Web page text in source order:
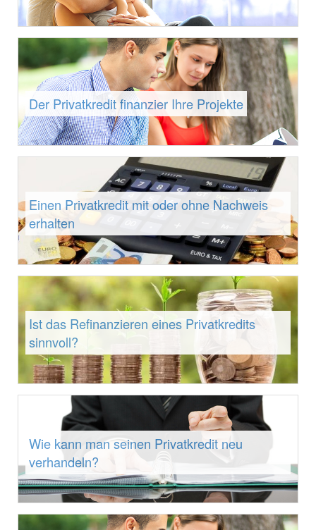
Der Privatkredit finanzier Ihre Projekte
Einen Privatkredit mit oder ohne Nachweis
erhalten
Ist das Refinanzieren eines Privatkredits
sinnvoll?
Wie kann man seinen Privatkredit neu
verhandeln?